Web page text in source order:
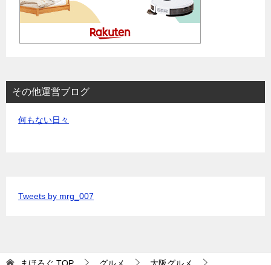
その他運営ブログ
何もない日々
Tweets by mrg_007
まほろぐ TOP グルメ 大阪グルメ